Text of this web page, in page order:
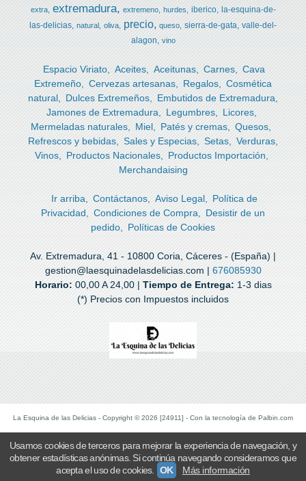
extra
extremadura extremeno hurdes iberico la-esquina-de-
las-delicias natural oliva precio queso sierra-de-gata valle-del-
alagon
vino
Espacio Viriato Aceites Aceitunas Carnes
Cava
Extremeño
Cervezas artesanas Regalos
Cosmética
natural
Dulces Extremeños
Embutidos de Extremadura
Jamones de Extremadura
Legumbres
Licores
Mermeladas naturales
Miel Patés y cremas
Quesos
Refrescos y bebidas
Sales y Especias Setas
Verduras
Vinos
Productos Nacionales
Productos Importación
Merchandaising
Ir arriba Contáctanos Aviso Legal
Política de
Privacidad
Condiciones de Compra
Desistir de un
pedido
Políticas de Cookies
Av. Extremadura, 41 - 10800 Coria, Cáceres - (España) |
gestion@laesquinadelasdelicias.com | 676085930
Horario: 00,00 A 24,00 | Tiempo de Entrega: 1-3 dias
(*) Precios con Impuestos incluidos
La Esquina de las Delicias - Copyright © 2026 [24911] - Con la tecnología de Palbin.com
Usamos cookies de terceros para mejorar la experiencia de navegación, y
obtener estadísticas anónimas. Si continúa navegando consideramos que
acepta el uso de cookies.
OK Más información